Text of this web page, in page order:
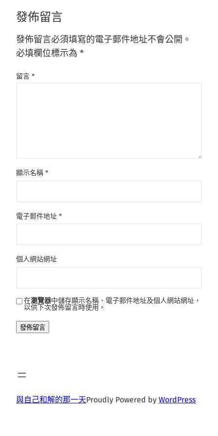
發佈留言
發佈留言必須填寫的電子郵件地址不會公開。
必填欄位標示為 *
留言 *
顯示名稱 *
電子郵件地址 *
個人網站網址
在瀏覽器中儲存顯示名稱、電子郵件地址及個人網站網址，
以供下次發佈留言時使用。
與自己和解的那一天Proudly Powered by WordPress